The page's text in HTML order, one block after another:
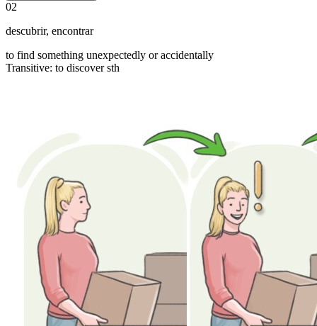
02
descubrir, encontrar
to find something unexpectedly or accidentally
Transitive: to discoversth